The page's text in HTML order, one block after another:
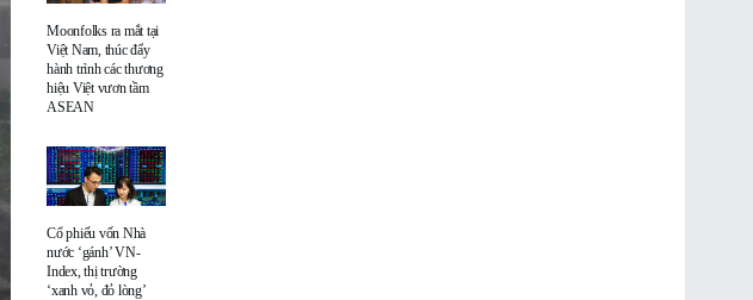
Moonfolks ra mắt tại
Việt Nam, thúc đẩy
hành trình các thương
hiệu Việt vươn tầm
ASEAN
Cổ phiếu vốn Nhà
nước ‘gánh’ VN-
Index, thị trường
‘xanh vỏ, đỏ lòng’